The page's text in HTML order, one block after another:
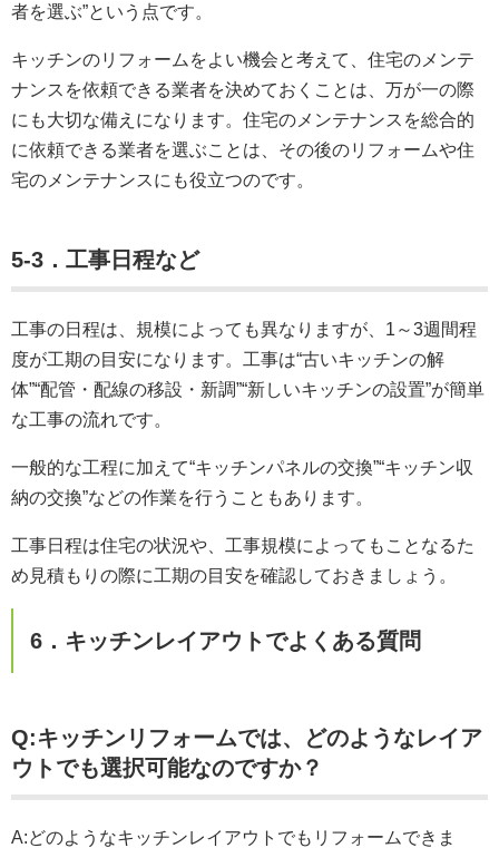
者を選ぶ”という点です。
キッチンのリフォームをよい機会と考えて、住宅のメンテ
ナンスを依頼できる業者を決めておくことは、万が一の際
にも大切な備えになります。住宅のメンテナンスを総合的
に依頼できる業者を選ぶことは、その後のリフォームや住
宅のメンテナンスにも役立つのです。
5-3．工事日程など
工事の日程は、規模によっても異なりますが、1～3週間程
度が工期の目安になります。工事は“古いキッチンの解
体”“配管・配線の移設・新調”“新しいキッチンの設置”が簡単
な工事の流れです。
一般的な工程に加えて“キッチンパネルの交換”“キッチン収
納の交換”などの作業を行うこともあります。
工事日程は住宅の状況や、工事規模によってもことなるた
め見積もりの際に工期の目安を確認しておきましょう。
6．キッチンレイアウトでよくある質問
Q:キッチンリフォームでは、どのようなレイア
ウトでも選択可能なのですか？
A:どのようなキッチンレイアウトでもリフォームできま